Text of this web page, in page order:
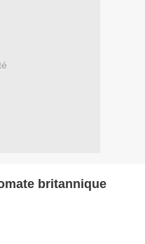
britannique